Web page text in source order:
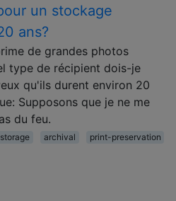
un stockage
ans?
de grandes photos
type de récipient dois-je
qu'ils durent environ 20
Supposons que je ne me
du feu.
storage archival print-preservation